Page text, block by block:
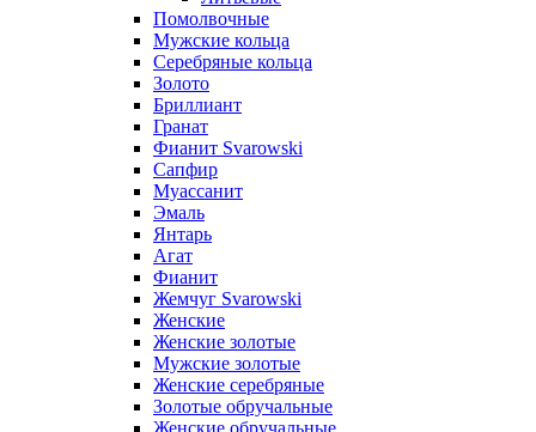
Помолвочные
Мужские кольца
Серебряные кольца
Золото
Бриллиант
Гранат
Фианит Svarowski
Сапфир
Муассанит
Эмаль
Янтарь
Агат
Фианит
Жемчуг Svarowski
Женские
Женские золотые
Мужские золотые
Женские серебряные
Золотые обручальные
Женские обручальные